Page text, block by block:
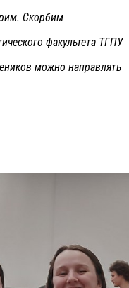
Скорбим
факультета ТГПУ
можно направлять